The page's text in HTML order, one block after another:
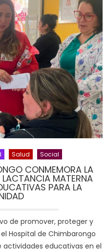
Salud Social
CONMEMORA LA
LACTANCIA MATERNA
PARA LA
de promover, proteger y
Hospital de Chimbarongo
actividades educativas en el